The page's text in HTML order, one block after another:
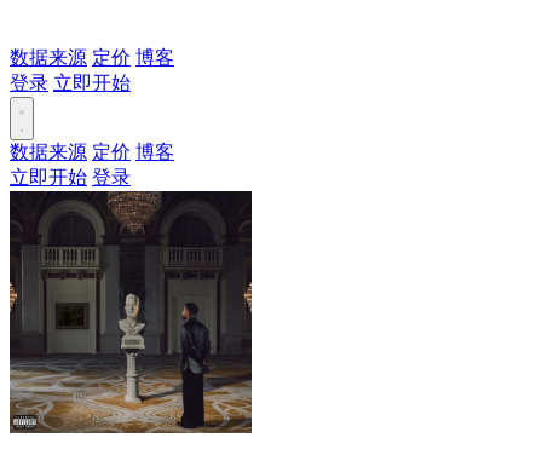
数据来源 定价 博客
登录 立即开始
数据来源 定价 博客
立即开始 登录